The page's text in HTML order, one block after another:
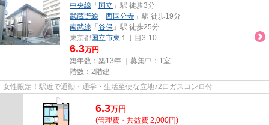
中央線 「 国立 」駅 徒歩3分
武蔵野線 「 西国分寺 」駅 徒歩19分
南武線 「 谷保 」駅 徒歩25分
東京都国立市東 １丁目3-10
6.3万円
築年数：築13年 ｜募集中： 1室
階数：2階建
女性限定！駅近で通勤・通学・生活至便な立地♪2口ガスコンロ付
6.3万円
(管理費・共益費 2,000円)